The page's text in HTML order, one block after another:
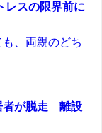
レスの限界前に
、両親のどち
者が脱走 離設